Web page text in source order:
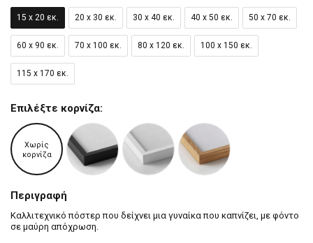
15 x 20 εκ. 20 x 30 εκ. 30 x 40 εκ. 40 x 50 εκ. 50 x 70 εκ.
60 x 90 εκ. 70 x 100 εκ. 80 x 120 εκ. 100 x 150 εκ.
115 x 170 εκ.
Επιλέξτε κορνίζα:
Χωρίς
κορνίζα
Περιγραφή
Καλλιτεχνικό πόστερ που δείχνει μια γυναίκα που καπνίζει, με φόντο
σε μαύρη απόχρωση.